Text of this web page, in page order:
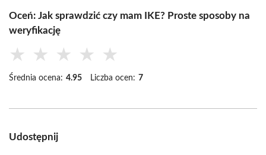
Oceń: Jak sprawdzić czy mam IKE? Proste sposoby na
weryfikację
★ ★ ★ ★ ★
Średnia ocena: 4.95 Liczba ocen: 7
Udostępnij